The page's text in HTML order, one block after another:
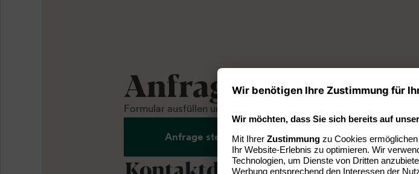
Anfrage
Formular ausfüllen und ein individuelles, unverbindliches
Anfrage stellen